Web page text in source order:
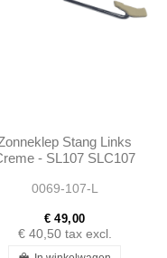
Stang Links
- SL107 SLC107
0069-107-L
€ 49,00
€ 40,50 tax excl.